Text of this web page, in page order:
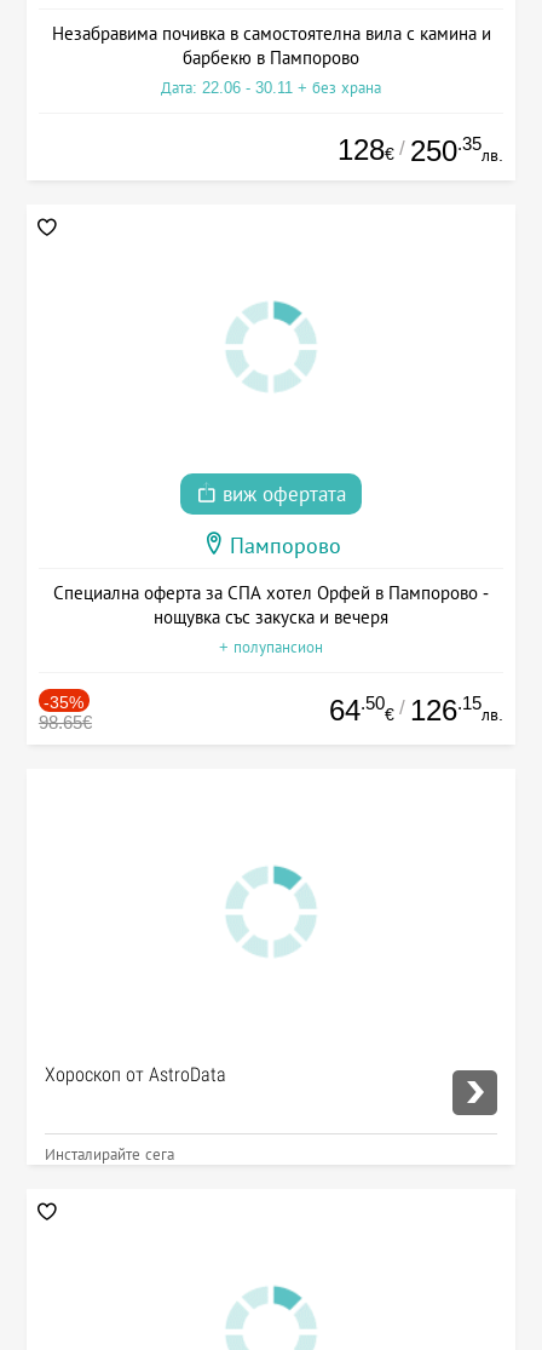
Незабравима почивка в самостоятелна вила с камина и
барбекю в Пампорово
Дата: 22.06 - 30.11 + без храна
128€ / 250.35
лв.
виж офертата
Пампорово
Специална оферта за СПА хотел Орфей в Пампорово -
нощувка със закуска и вечеря
+ полупансион
-35%
98.65€ 64.50
€ / 126.15
лв.
Хороскоп от AstroData
Инсталирайте сега